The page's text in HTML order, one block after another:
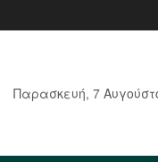
Παρασκευή, 7